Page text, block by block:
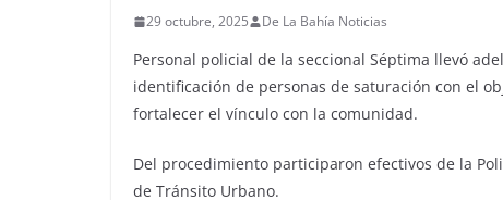
29 octubre, 2025 De La Bahía Noticias
Personal policial de la seccional Séptima llevó
identificación de personas de saturación con el
fortalecer el vínculo con la comunidad.
Del procedimiento participaron efectivos de la
de Tránsito Urbano.